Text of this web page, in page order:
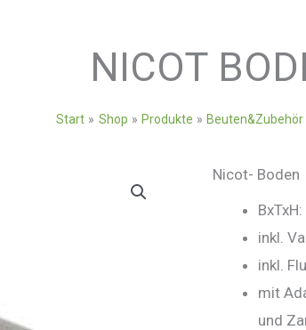
NICOT
Start Shop Produkte Beuten&Zubehör
Nicot- Boden
inkl.
inkl.
mit
und